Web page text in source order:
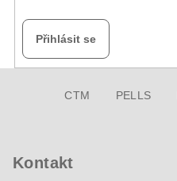
Přihlásit se
CTM PELLS
Kontakt